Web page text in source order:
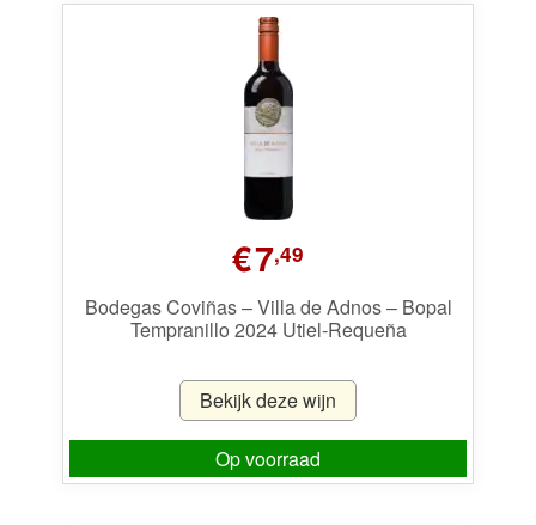
€7,49
Bodegas Coviñas – Villa de Adnos – Bopal
Tempranillo 2024 Utiel-Requeña
Bekijk deze wijn
Op voorraad